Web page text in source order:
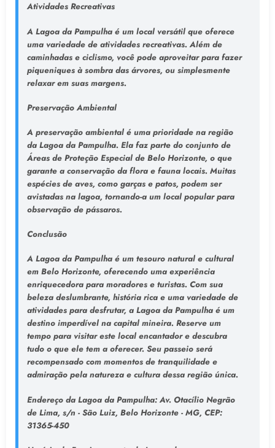
Atividades Recreativas
A Lagoa da Pampulha é um local versátil que oferece
uma variedade de atividades recreativas. Além de
caminhadas e ciclismo, você pode aproveitar para fazer
piqueniques à sombra das árvores, ou simplesmente
relaxar em suas margens.
Preservação Ambiental
A preservação ambiental é uma prioridade na região
da Lagoa da Pampulha. Ela faz parte do conjunto de
Áreas de Proteção Especial de Belo Horizonte, o que
garante a conservação da flora e fauna locais. Muitas
espécies de aves, como garças e patos, podem ser
avistadas na lagoa, tornando-a um local popular para
observação de pássaros.
Conclusão
A Lagoa da Pampulha é um tesouro natural e cultural
em Belo Horizonte, oferecendo uma experiência
enriquecedora para moradores e turistas. Com sua
beleza deslumbrante, história rica e uma variedade de
atividades para desfrutar, a Lagoa da Pampulha é um
destino imperdível na capital mineira. Reserve um
tempo para visitar este local encantador e descubra
tudo o que ele tem a oferecer. Seu passeio será
recompensado com momentos de tranquilidade e
admiração pela natureza e cultura dessa região única.
Endereço da Lagoa da Pampulha: Av. Otacílio Negrão
de Lima, s/n - São Luiz, Belo Horizonte - MG, CEP:
31365-450